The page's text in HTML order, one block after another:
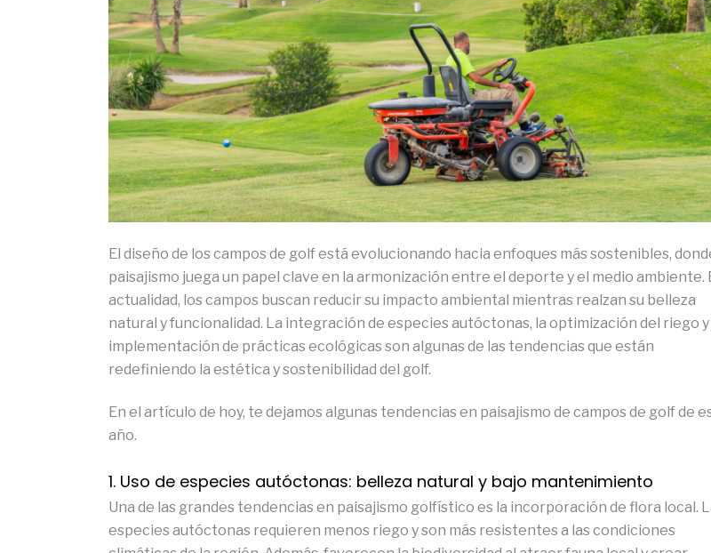
El diseño de los campos de golf está evolucionando hacia enfoques más sostenibles,
paisajismo juega un papel clave en la armonización entre el deporte y el medio ambiente.
actualidad, los campos buscan reducir su impacto ambiental mientras realzan su belleza
natural y funcionalidad. La integración de especies autóctonas, la optimización del riego y
implementación de prácticas ecológicas son algunas de las tendencias que están
redefiniendo la estética y sostenibilidad del golf.
En el artículo de hoy, te dejamos algunas tendencias en paisajismo de campos de golf de
año.
1. Uso de especies autóctonas: belleza natural y bajo mantenimiento
Una de las grandes tendencias en paisajismo golfístico es la incorporación de flora local.
especies autóctonas requieren menos riego y son más resistentes a las condiciones